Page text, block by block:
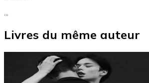
Livres du même auteur